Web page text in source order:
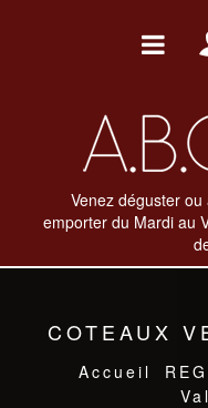
Venez déguster
emporter du Mardi au
COTEAUX
Accueil